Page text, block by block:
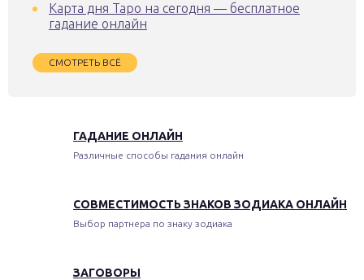
Карта дня Таро на сегодня — бесплатное
гадание онлайн
СМОТРЕТЬ ВСЁ
ГАДАНИЕ ОНЛАЙН
Различные способы гадания онлайн
СОВМЕСТИМОСТЬ ЗНАКОВ ЗОДИАКА ОНЛАЙН
Выбор партнера по знаку зодиака
ЗАГОВОРЫ